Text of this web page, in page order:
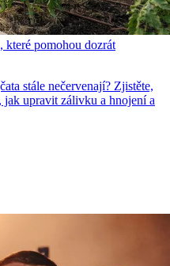
které pomohou dozrát
stále nečervenají? Zjistěte,
upravit zálivku a hnojení a